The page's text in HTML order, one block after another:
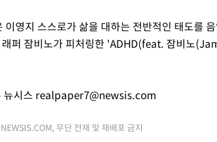
이영지 스스로가 삶을 대하는 전반적인 태도를
퍼 잠비노가 피처링한 'ADHD(feat. 잠비노
시스 realpaper7@newsis.com
무단 전재 및 재배포 금지